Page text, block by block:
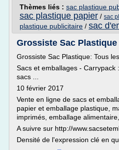
Thèmes liés : sac plastique
sac plastique papier / sac
plastique publicitaire / sac
Grossiste Sac
Grossiste Sac Plastique: Tous
Sacs et emballages - Carrypack
sacs ...
10 février 2017
Vente en ligne de sacs et
papier et emballage plastique,
imprimés, emballage
A suivre sur http://
Densité de l'expression clé en